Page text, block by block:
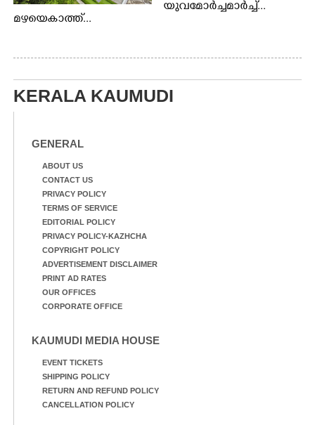
മഴയെകാത്ത്...
യുവമോർച്ചമാർച്ച്...
KERALA KAUMUDI
GENERAL
ABOUT US
CONTACT US
PRIVACY POLICY
TERMS OF SERVICE
EDITORIAL POLICY
PRIVACY POLICY-KAZHCHA
COPYRIGHT POLICY
ADVERTISEMENT DISCLAIMER
PRINT AD RATES
OUR OFFICES
CORPORATE OFFICE
KAUMUDI MEDIA HOUSE
EVENT TICKETS
SHIPPING POLICY
RETURN AND REFUND POLICY
CANCELLATION POLICY